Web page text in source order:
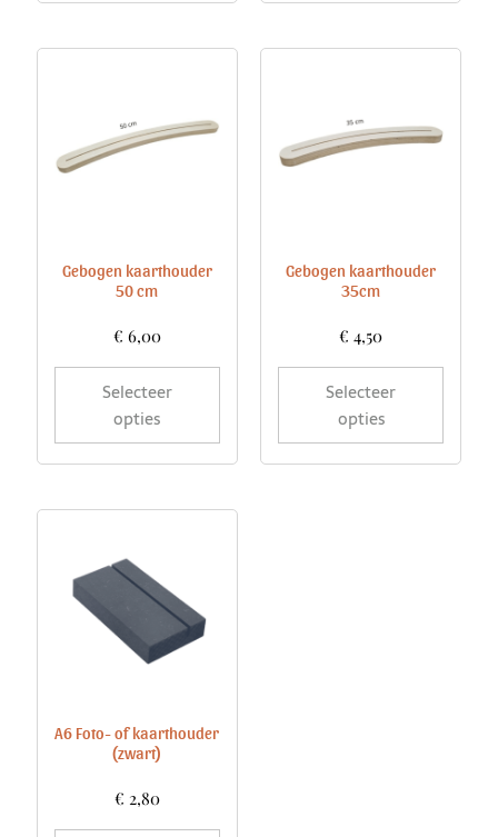
Gebogen kaarthouder
50 cm
€ 6,00
Selecteer
opties
Gebogen kaarthouder
35cm
€ 4,50
Selecteer
opties
A6 Foto- of kaarthouder
(zwart)
€ 2,80